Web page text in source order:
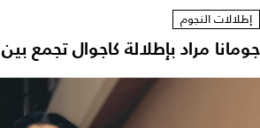
إطلالات النجوم
جومانا مراد بإطلالة كاجوال تجمع بين